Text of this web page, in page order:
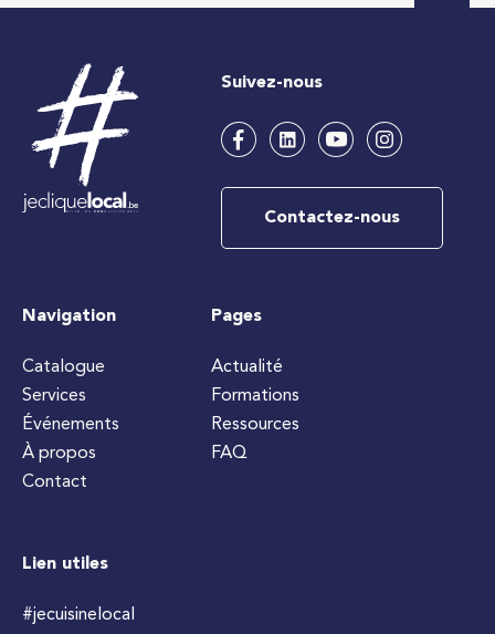
Suivez-nous
Contactez-nous
Navigation
Catalogue
Services
Événements
À propos
Contact
Pages
Actualité
Formations
Ressources
FAQ
Lien utiles
#jecuisinelocal